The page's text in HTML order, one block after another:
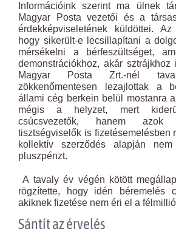
Információink szerint ma ülnek
Magyar Posta vezetői és a
érdekképviseletének küldöttei.
hogy sikerült-e lecsillapítani a
mérsékelni a bérfeszültséget,
demonstrációkhoz, akár
Magyar Posta Zrt.-nél
zökkenőmentesen lezajlottak a
állami cég berkein belül mostanra
mégis a helyzet, mert
csúcsvezetők, hanem azok
tisztségviselők is fizetésemelésben
kollektív szerződés alapján
pluszpénzt.
A tavaly év végén kötött
rögzítette, hogy idén béremelés
akiknek fizetése nem éri el a
Sántít az érvelés